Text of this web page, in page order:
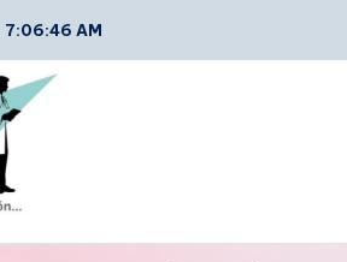
7:06:47 AM